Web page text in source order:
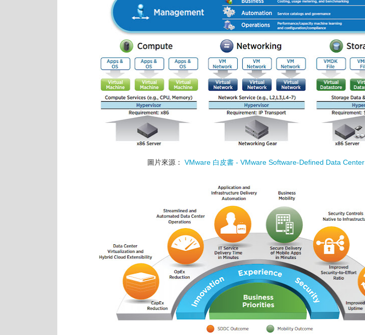
圖片來源： VMware 白皮書 - VMware Software-Defined Data Center